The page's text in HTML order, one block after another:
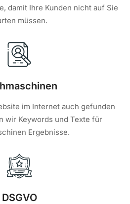
damit Ihre Kunden nicht auf Sie
müssen.
im Internet auch gefunden
wir Keywords und Texte für
Ergebnisse.
DSGVO